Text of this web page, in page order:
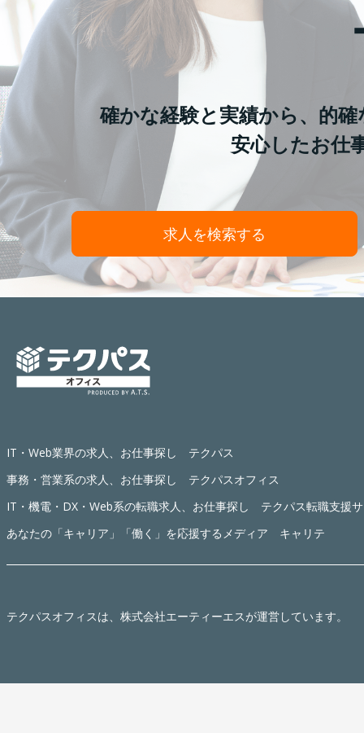
確かな経験と実績から、的
安心したお仕
求人を検索する
IT・Web業界の求人、お仕事探し テクパス
事務・営業系の求人、お仕事探し テクパスオフィス
IT・機電・DX・Web系の転職求人、お仕事探し テクパス転職支援
あなたの「キャリア」「働く」を応援するメディア キャリテ
テクパスオフィスは、株式会社エーティーエスが運営しています。